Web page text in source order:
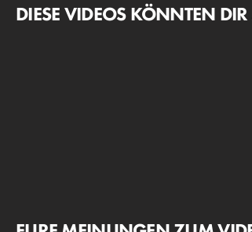
DIESE VIDEOS KÖNNTEN